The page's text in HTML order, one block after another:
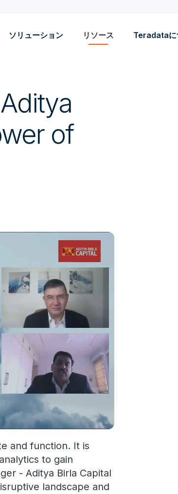
ソリューション リソース Teradataに
of
and function. It is
to gain
- Aditya Birla Capital
landscape and